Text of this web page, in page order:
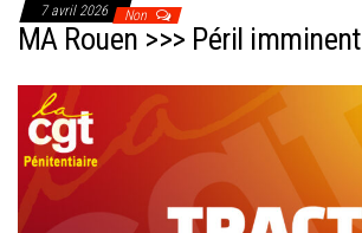
7 avril 2026 Non
MA Rouen >>> Péril imminent